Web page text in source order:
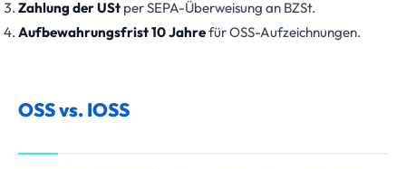
Zahlung der USt per SEPA-Überweisung an BZSt.
Aufbewahrungsfrist 10 Jahrefür OSS-Aufzeichnungen.
OSS vs. IOSS